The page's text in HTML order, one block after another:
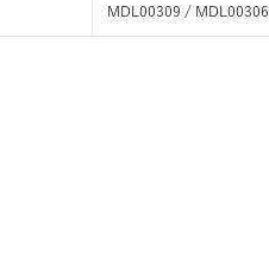
MDL00309 / MDL00306